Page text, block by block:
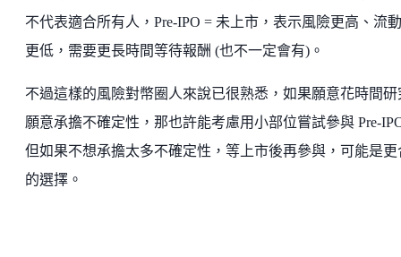
不代表適合所有人，Pre-IPO = 未上市，表示風險更高、流
更低，需要更長時間等待報酬 (也不一定會有)。
不過這樣的風險對幣圈人來說已很熟悉，如果願意花時間研
願意承擔不確定性，那也許能考慮用小部位嘗試參與 Pre-
但如果不想承擔太多不確定性，等上市後再參與，可能是更
的選擇。